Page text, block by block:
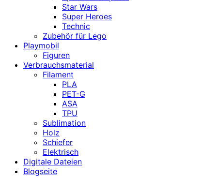
Star Wars
Super Heroes
Technic
Zubehör für Lego
Playmobil
Figuren
Verbrauchsmaterial
Filament
PLA
PET-G
ASA
TPU
Sublimation
Holz
Schiefer
Elektrisch
Digitale Dateien
Blogseite